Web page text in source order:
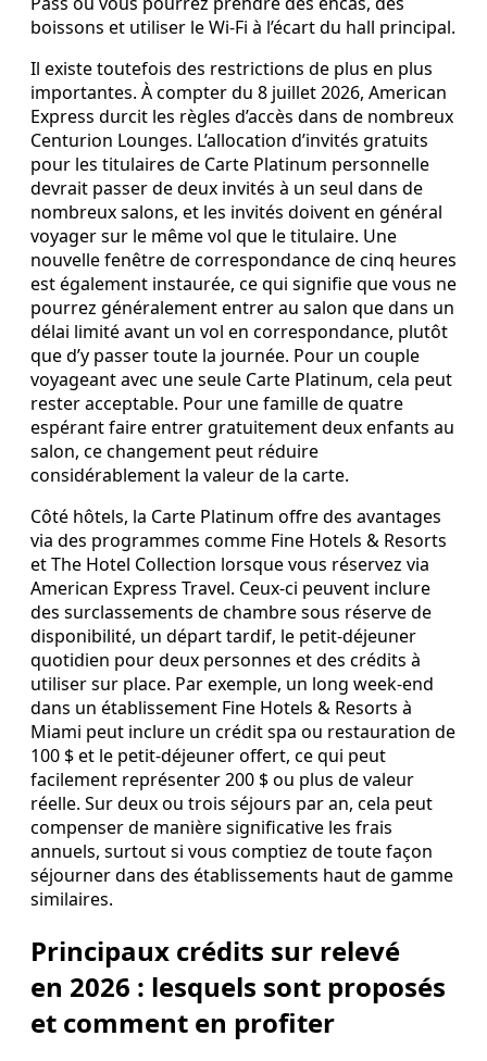
boissons et utiliser le Wi‑Fi à l’écart du hall principal.
Il existe toutefois des restrictions de plus en plus
importantes. À compter du 8 juillet 2026, American
Express durcit les règles d’accès dans de nombreux
Centurion Lounges. L’allocation d’invités gratuits
pour les titulaires de Carte Platinum personnelle
devrait passer de deux invités à un seul dans de
nombreux salons, et les invités doivent en général
voyager sur le même vol que le titulaire. Une
nouvelle fenêtre de correspondance de cinq heures
est également instaurée, ce qui signifie que vous ne
pourrez généralement entrer au salon que dans un
délai limité avant un vol en correspondance, plutôt
que d’y passer toute la journée. Pour un couple
voyageant avec une seule Carte Platinum, cela peut
rester acceptable. Pour une famille de quatre
espérant faire entrer gratuitement deux enfants au
salon, ce changement peut réduire
considérablement la valeur de la carte.
Côté hôtels, la Carte Platinum offre des avantages
via des programmes comme Fine Hotels & Resorts
et The Hotel Collection lorsque vous réservez via
American Express Travel. Ceux‑ci peuvent inclure
des surclassements de chambre sous réserve de
disponibilité, un départ tardif, le petit‑déjeuner
quotidien pour deux personnes et des crédits à
utiliser sur place. Par exemple, un long week‑end
dans un établissement Fine Hotels & Resorts à
Miami peut inclure un crédit spa ou restauration de
100 $ et le petit‑déjeuner offert, ce qui peut
facilement représenter 200 $ ou plus de valeur
réelle. Sur deux ou trois séjours par an, cela peut
compenser de manière significative les frais
annuels, surtout si vous comptiez de toute façon
séjourner dans des établissements haut de gamme
similaires.
Principaux crédits sur relevé
en 2026 : lesquels sont proposés
et comment en profiter